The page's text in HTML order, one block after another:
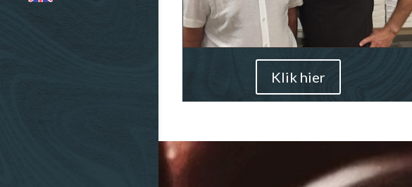
Klik hier
Videospeler